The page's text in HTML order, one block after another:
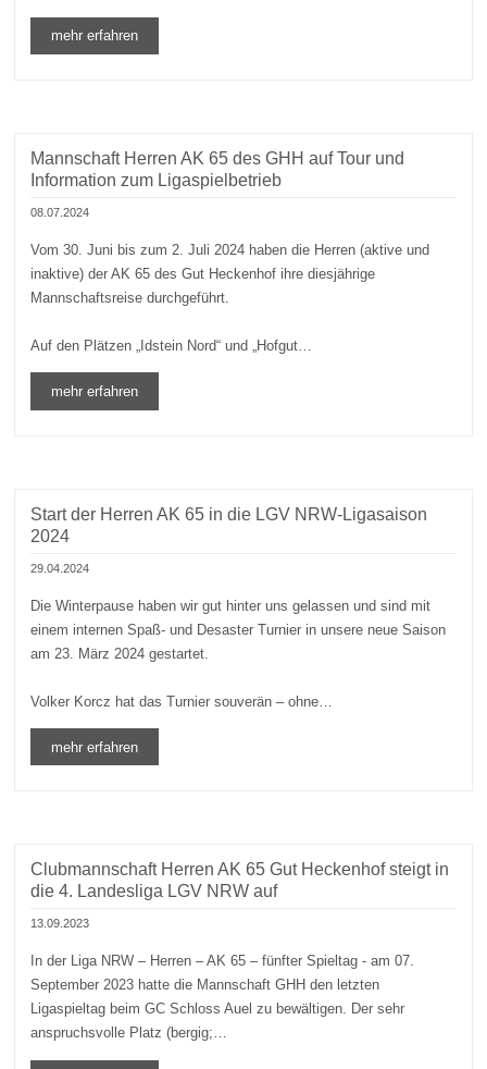
mehr erfahren
Mannschaft Herren AK 65 des GHH auf Tour und
Information zum Ligaspielbetrieb
08.07.2024
Vom 30. Juni bis zum 2. Juli 2024 haben die Herren (aktive und
inaktive) der AK 65 des Gut Heckenhof ihre diesjährige
Mannschaftsreise durchgeführt.
Auf den Plätzen „Idstein Nord“ und „Hofgut…
mehr erfahren
Start der Herren AK 65 in die LGV NRW-Ligasaison
2024
29.04.2024
Die Winterpause haben wir gut hinter uns gelassen und sind mit
einem internen Spaß- und Desaster Turnier in unsere neue Saison
am 23. März 2024 gestartet.
Volker Korcz hat das Turnier souverän – ohne…
mehr erfahren
Clubmannschaft Herren AK 65 Gut Heckenhof steigt in
die 4. Landesliga LGV NRW auf
13.09.2023
In der Liga NRW – Herren – AK 65 – fünfter Spieltag - am 07.
September 2023 hatte die Mannschaft GHH den letzten
Ligaspieltag beim GC Schloss Auel zu bewältigen. Der sehr
anspruchsvolle Platz (bergig;…